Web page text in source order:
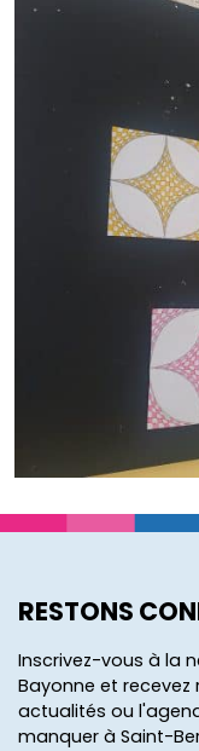
RESTONS
Inscrivez-vous à la
Bayonne et
actualités ou
manquer à Saint-